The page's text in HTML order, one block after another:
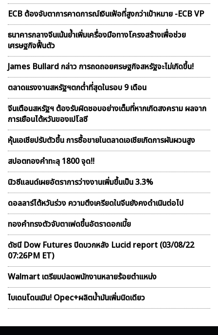
ECB ต้องจับตาการคาดการณ์เงินเฟ้อที่สูงกว่าเป้าหมาย -ECB VP
ธนาคารกลางจีนเน้นย้ำเพิ่มเครื่องมือทางโครงสร้างเพื่อช่วย
เศรษฐกิจฟื้นตัว
James Bullard กล่าว การถดถอยศรษฐกิจสหรัฐจะไม่เกิดขึ้น!
ตลาดเเรงงานสหรัฐฯตกต่ำที่สุดในรอบ 9 เดือน
จีนเตือนสหรัฐฯ ต้องรับผิดชอบอย่างเต็มที่หากเกิดสงคราม ผลจาก
การเยือนไต้หวันของเปโลซี
หุ้นเอเชียปรับตัวขึ้น การซื้อขายในตลาดเอเชียเกิดการผันผวนสูง
สปอตทองคำทะลุ 1800 จุด!!
นิวซีแลนด์เผยอัตราการว่างงานเพิ่มขึ้นเป็น 3.3%
ดอลลาร์ไต้หวันร่วง ความตึงเครียดในจีนยังคงดำเนินต่อไป
ทองคำทรงตัวจับตาเฟดขึ้นอัตราดอกเบี้ย
ดัชนี Dow Futures ปิดบวกหลัง Lucid report (03/08/22
07:26PM ET)
Walmart เตรียมปลดพนักงานหลายร้อยตำแหน่ง
ไบเดนโดนเมิน! Opec+ผลิตน้ำมันเพิ่มนิดเดียว